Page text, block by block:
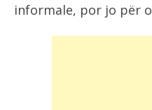
informale, por jo për